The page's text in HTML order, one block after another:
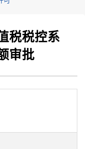
税税控系
审批